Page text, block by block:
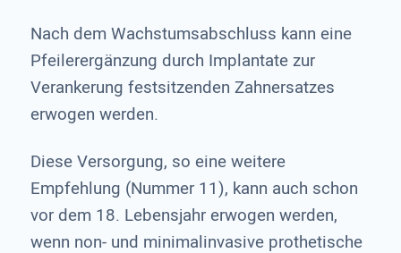
Nach dem Wachstumsabschluss kann eine
Pfeilerergänzung durch Implantate zur
Verankerung festsitzenden Zahnersatzes
erwogen werden.
Diese Versorgung, so eine weitere
Empfehlung (Nummer 11), kann auch schon
vor dem 18. Lebensjahr erwogen werden,
wenn non- und minima­linvasive prothetische